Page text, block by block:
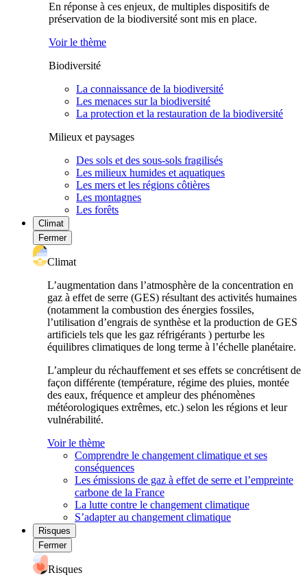
En réponse à ces enjeux, de multiples dispositifs de
préservation de la biodiversité sont mis en place.
Voir le thème
Biodiversité
La connaissance de la biodiversité
Les menaces sur la biodiversité
La protection et la restauration de la biodiversité
Milieux et paysages
Des sols et des sous-sols fragilisés
Les milieux humides et aquatiques
Les mers et les régions côtières
Les montagnes
Les forêts
Climat
Fermer
Climat
L’augmentation dans l’atmosphère de la concentration en
gaz à effet de serre (GES) résultant des activités humaines
(notamment la combustion des énergies fossiles,
l’utilisation d’engrais de synthèse et la production de GES
artificiels tels que les gaz réfrigérants ) perturbe les
équilibres climatiques de long terme à l’échelle planétaire.
L’ampleur du réchauffement et ses effets se concrétisent de
façon différente (température, régime des pluies, montée
des eaux, fréquence et ampleur des phénomènes
météorologiques extrêmes, etc.) selon les régions et leur
vulnérabilité.
Voir le thème
Comprendre le changement climatique et ses
conséquences
Les émissions de gaz à effet de serre et l’empreinte
carbone de la France
La lutte contre le changement climatique
S’adapter au changement climatique
Risques
Fermer
Risques